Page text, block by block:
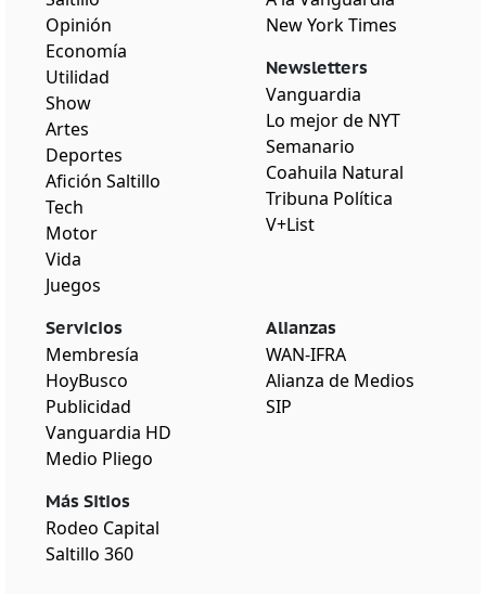
Opinión
Economía
Utilidad
Show
Artes
Deportes
Afición Saltillo
Tech
Motor
Vida
Juegos
New York Times
Newsletters
Vanguardia
Lo mejor de NYT
Semanario
Coahuila Natural
Tribuna Política
V+List
Servicios
Membresía
HoyBusco
Publicidad
Vanguardia HD
Medio Pliego
Más Sitios
Rodeo Capital
Saltillo 360
Alianzas
WAN-IFRA
Alianza de Medios
SIP